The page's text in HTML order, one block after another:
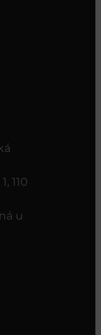
110
u